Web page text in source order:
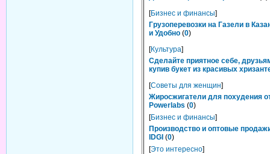
[Бизнес и финансы]
Грузоперевозки на Газели в
и Удобно (0)
[Культура]
Сделайте приятное себе,
купив букет из красивых
[Советы для женщин]
Жиросжигатели для похудения
Powerlabs (0)
[Бизнес и финансы]
Производство и оптовые
IDGI (0)
[Это интересно]